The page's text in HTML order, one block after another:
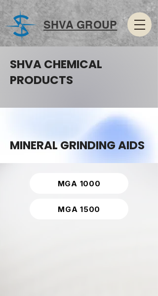
SHVA GROUP
SHVA CHEMICAL
PRODUCTS
MINERAL GRINDING AIDS
MGA 1000
MGA 1500